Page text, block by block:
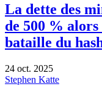
La dette des
de 500 %
bataille du
24 oct. 2025
Stephen Katte